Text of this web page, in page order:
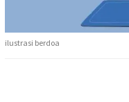
ilustrasi berdoa